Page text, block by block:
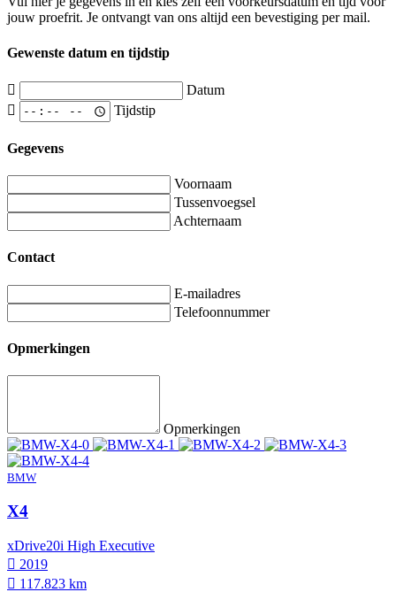
jouw proefrit. Je ontvangt van ons altijd een bevestiging per mail.
Gewenste datum en tijdstip
Datum
Tijdstip
Gegevens
Voornaam
Tussenvoegsel
Achternaam
Contact
E-mailadres
Telefoonnummer
Opmerkingen
Opmerkingen
BMW
X4
xDrive20i High Executive
2019
117.823 km